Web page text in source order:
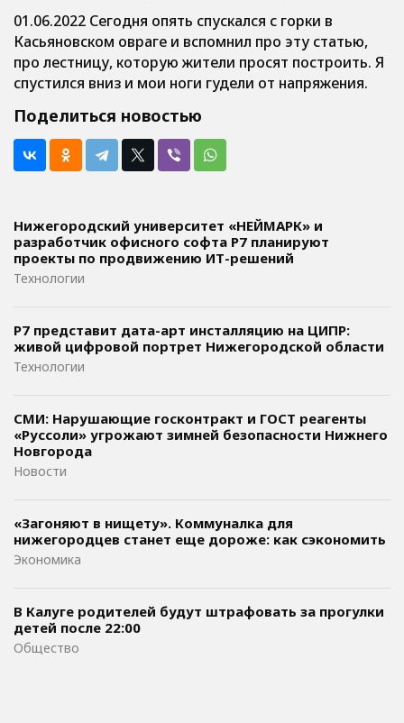
01.06.2022 Сегодня опять спускался с горки в
Касьяновском овраге и вспомнил про эту статью,
про лестницу, которую жители просят построить. Я
спустился вниз и мои ноги гудели от напряжения.
Поделиться новостью
Нижегородский университет «НЕЙМАРК» и
разработчик офисного софта P7 планируют
проекты по продвижению ИТ-решений
Технологии
Р7 представит дата-арт инсталляцию на ЦИПР:
живой цифровой портрет Нижегородской области
Технологии
СМИ: Нарушающие госконтракт и ГОСТ реагенты
«Руссоли» угрожают зимней безопасности Нижнего
Новгорода
Новости
«Загоняют в нищету». Коммуналка для
нижегородцев станет еще дороже: как сэкономить
Экономика
В Калуге родителей будут штрафовать за прогулки
детей после 22:00
Общество